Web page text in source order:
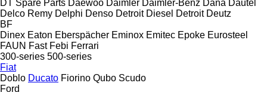
DT Spare Parts Daewoo Daimler Daimler-Benz Dana Dautel
Delco Remy Delphi Denso Detroit Diesel Detroit Deutz
BF
Dinex Eaton Eberspächer Eminox Emitec Epoke Eurosteel
FAUN Fast Febi Ferrari
300-series 500-series
Fiat
Doblo Ducato Fiorino Qubo Scudo
Ford